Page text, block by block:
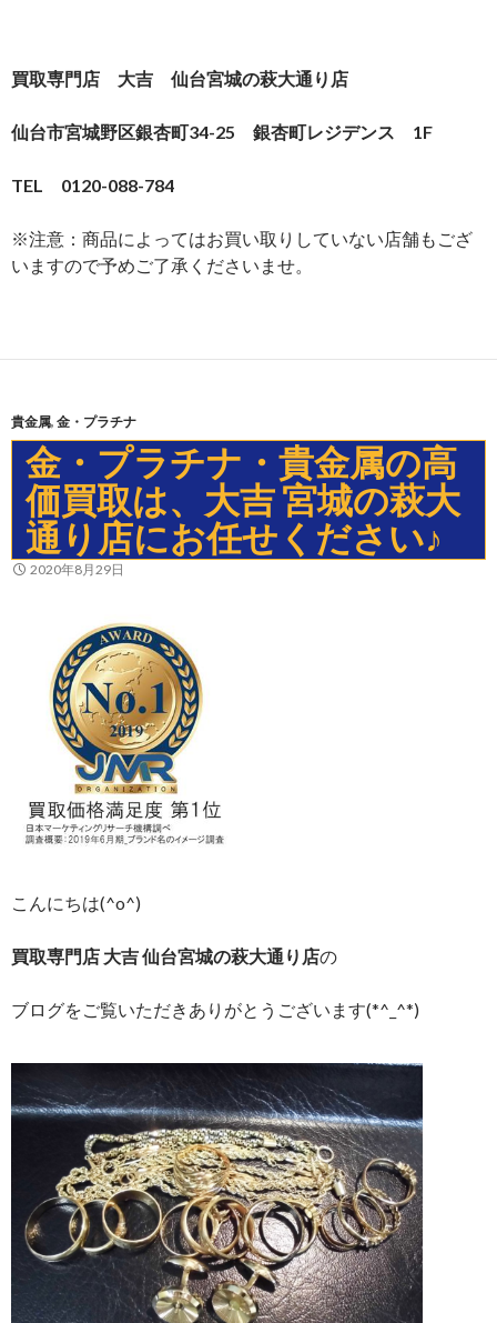
買取専門店 大吉 仙台宮城の萩大通り店
仙台市宮城野区銀杏町34-25 銀杏町レジデンス 1F
TEL 0120-088-784
※注意：商品によってはお買い取りしていない店舗もござ
いますので予めご了承くださいませ。
貴金属, 金・プラチナ
金・プラチナ・貴金属の高
価買取は、大吉 宮城の萩大
通り店にお任せください♪
2020年8月29日
こんにちは(^o^)
買取専門店 大吉 仙台宮城の萩大通り店の
ブログをご覧いただきありがとうございます(*^_^*)